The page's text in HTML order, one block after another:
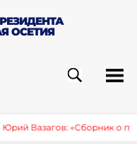
ОСЕТИЯ
ПОИСК
Юрий Вазагов: «Сборник о